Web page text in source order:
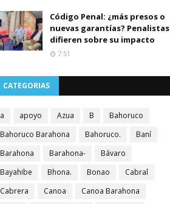
Código Penal: ¿más presos o
nuevas garantías? Penalistas
difieren sobre su impacto
7:51
CATEGORIAS
a apoyo Azua B
Bahoruco
Bahoruco Barahona
Bahoruco.
Baní
Barahona
Barahona-
Bávaro
Bayahibe
Bhona. Bonao
Cabral
Cabrera
Canoa
Canoa Barahona